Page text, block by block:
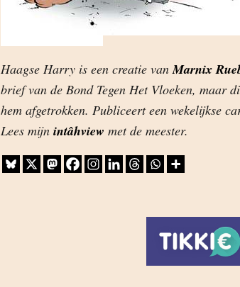
Haagse Harry is een creatie vanMarnix
brief van de Bond Tegen Het Vloeken, maar
hem afgetrokken. Publiceert een wekelijkse
Lees mijn intâhview met de meester.